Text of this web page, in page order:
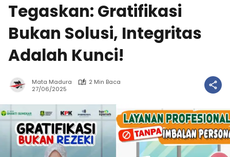
Tegaskan: Gratifikasi
Bukan Solusi, Integritas
Adalah Kunci!
Mata Madura
2 Min Baca
27/06/2025